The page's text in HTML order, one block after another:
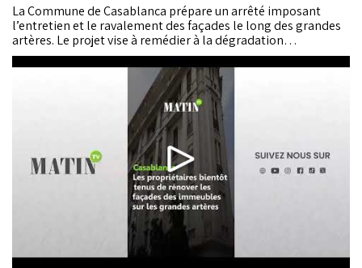
La Commune de Casablanca prépare un arrêté imposant
l’entretien et le ravalement des façades le long des grandes
artères. Le projet vise à remédier à la dégradation
progressive de nombreux immeubles dans les zones à forte
densité urbaine.